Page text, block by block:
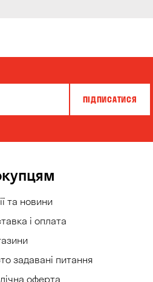
ПІДПИСАТИСЯ
та новини
і оплата
задавані питання
оферта